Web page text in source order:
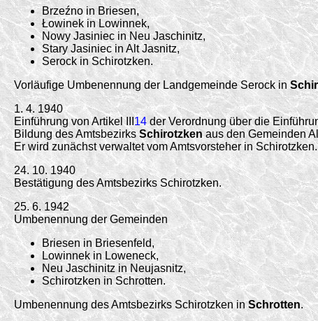
Brzeźno in Briesen,
Łowinek in Lowinnek,
Nowy Jasiniec in Neu Jaschinitz,
Stary Jasiniec in Alt Jasnitz,
Serock in Schirotzken.
Vorläufige Umbenennung der Landgemeinde Serock in
1. 4. 1940
Einführung von Artikel III14 der Verordnung über die
Bildung des AmtsbezirksSchirotzkenaus den Gemeinden
Er wird zunächst verwaltet vom Amtsvorsteher in Schirotzken.
24. 10. 1940
Bestätigung des Amtsbezirks Schirotzken.
25. 6. 1942
Umbenennung der Gemeinden
Briesen in Briesenfeld,
Lowinnek in Loweneck,
Neu Jaschinitz in Neujasnitz,
Schirotzken in Schrotten.
Umbenennung des Amtsbezirks Schirotzken inSchrotten.